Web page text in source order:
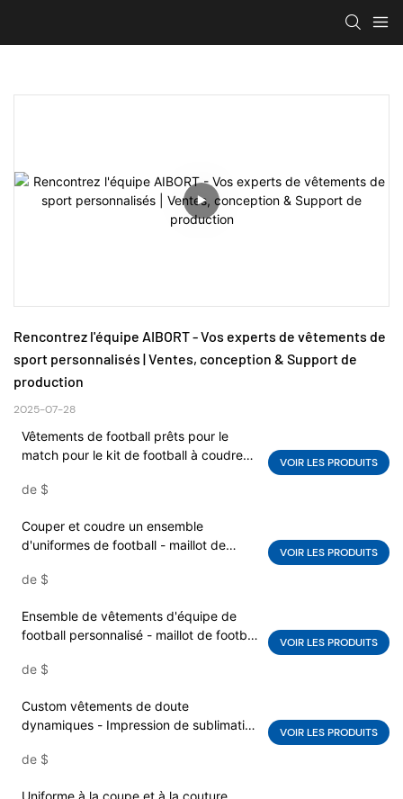
Rencontrez l'équipe AIBORT - Vos experts de vêtements de
sport personnalisés | Ventes, conception & Support de
production
2025-07-28
Vêtements de football prêts pour le
match pour le kit de football à coudre
personnalisé | Formation & Ensemble
de $
VOIR LES PRODUITS
Couper et coudre un ensemble
d'uniformes de football - maillot de
d'équipe personnalisé disponible | Usine
de $
VOIR LES PRODUITS
Ensemble de vêtements d'équipe de
football personnalisé - maillot de football
impression graphique | Fournisseur de
de $
VOIR LES PRODUITS
Custom vêtements de doute
dynamiques - Impression de sublimation
d'uniformes de sport en conception |
de $
VOIR LES PRODUITS
Uniforme à la coupe et à la couture